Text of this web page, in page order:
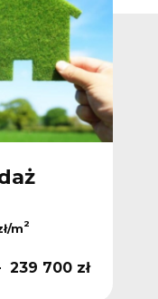
m2
239 700 zł